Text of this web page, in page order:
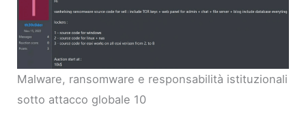
Malware, ransomware e responsabilità istituzionali
sotto attacco globale 10